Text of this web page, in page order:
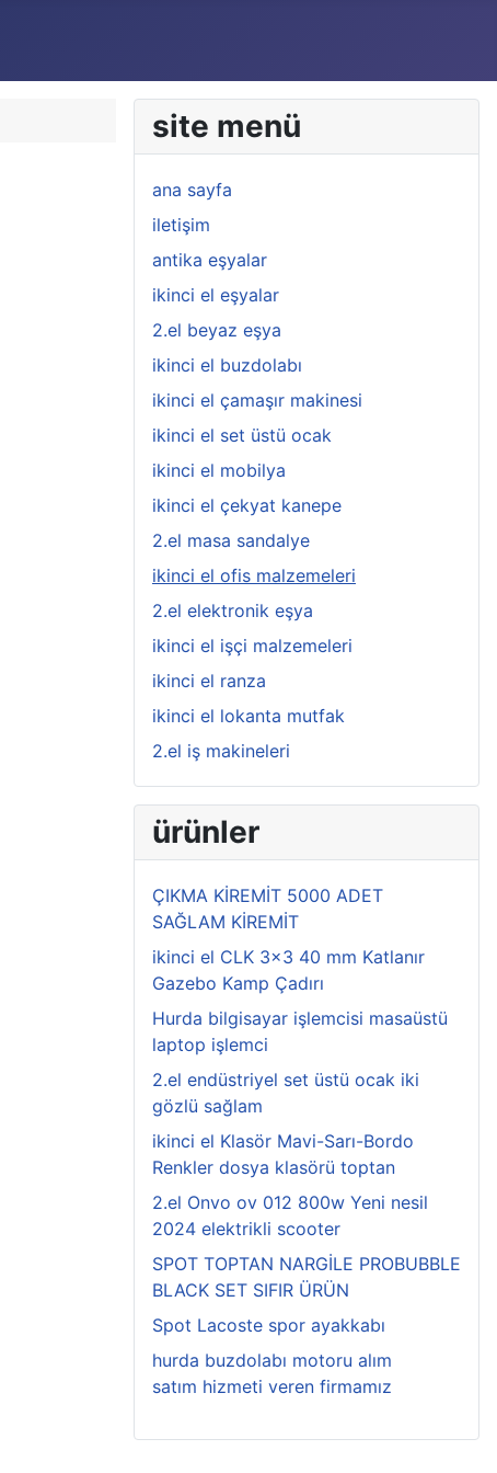
site menü
ana sayfa
iletişim
antika eşyalar
ikinci el eşyalar
2.el beyaz eşya
ikinci el buzdolabı
ikinci el çamaşır makinesi
ikinci el set üstü ocak
ikinci el mobilya
ikinci el çekyat kanepe
2.el masa sandalye
ikinci el ofis malzemeleri
2.el elektronik eşya
ikinci el işçi malzemeleri
ikinci el ranza
ikinci el lokanta mutfak
2.el iş makineleri
ürünler
ÇIKMA KİREMİT 5000 ADET
SAĞLAM KİREMİT
ikinci el CLK 3x3 40 mm Katlanır
Gazebo Kamp Çadırı
Hurda bilgisayar işlemcisi masaüstü
laptop işlemci
2.el endüstriyel set üstü ocak iki
gözlü sağlam
ikinci el Klasör Mavi-Sarı-Bordo
Renkler dosya klasörü toptan
2.el Onvo ov 012 800w Yeni nesil
2024 elektrikli scooter
SPOT TOPTAN NARGİLE PROBUBBLE
BLACK SET SIFIR ÜRÜN
Spot Lacoste spor ayakkabı
hurda buzdolabı motoru alım
satım hizmeti veren firmamız